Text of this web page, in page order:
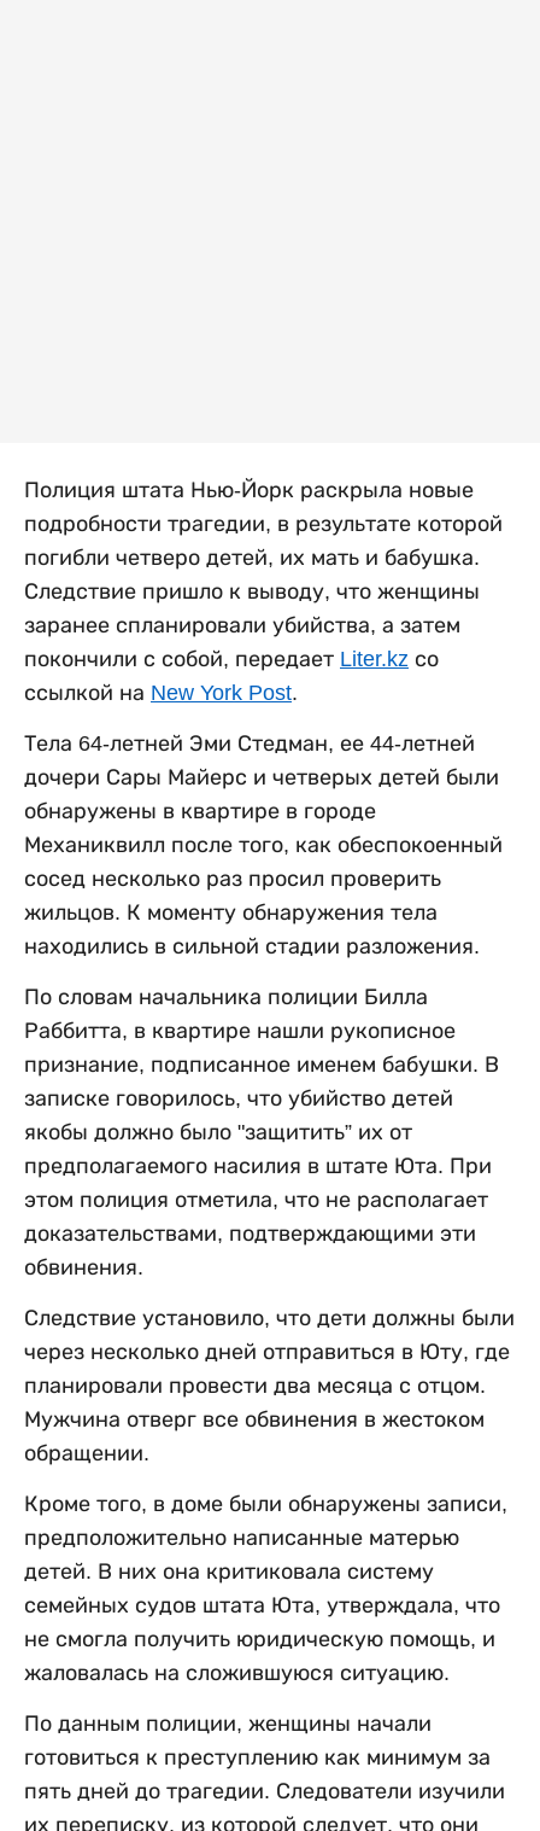
Полиция штата Нью-Йорк раскрыла новые
подробности трагедии, в результате которой
погибли четверо детей, их мать и бабушка.
Следствие пришло к выводу, что женщины
заранее спланировали убийства, а затем
покончили с собой, передает Liter.kz со
ссылкой на New York Post.
Тела 64-летней Эми Стедман, ее 44-летней
дочери Сары Майерс и четверых детей были
обнаружены в квартире в городе
Механиквилл после того, как обеспокоенный
сосед несколько раз просил проверить
жильцов. К моменту обнаружения тела
находились в сильной стадии разложения.
По словам начальника полиции Билла
Раббитта, в квартире нашли рукописное
признание, подписанное именем бабушки. В
записке говорилось, что убийство детей
якобы должно было "защитить” их от
предполагаемого насилия в штате Юта. При
этом полиция отметила, что не располагает
доказательствами, подтверждающими эти
обвинения.
Следствие установило, что дети должны были
через несколько дней отправиться в Юту, где
планировали провести два месяца с отцом.
Мужчина отверг все обвинения в жестоком
обращении.
Кроме того, в доме были обнаружены записи,
предположительно написанные матерью
детей. В них она критиковала систему
семейных судов штата Юта, утверждала, что
не смогла получить юридическую помощь, и
жаловалась на сложившуюся ситуацию.
По данным полиции, женщины начали
готовиться к преступлению как минимум за
пять дней до трагедии. Следователи изучили
их переписку, из которой следует, что они